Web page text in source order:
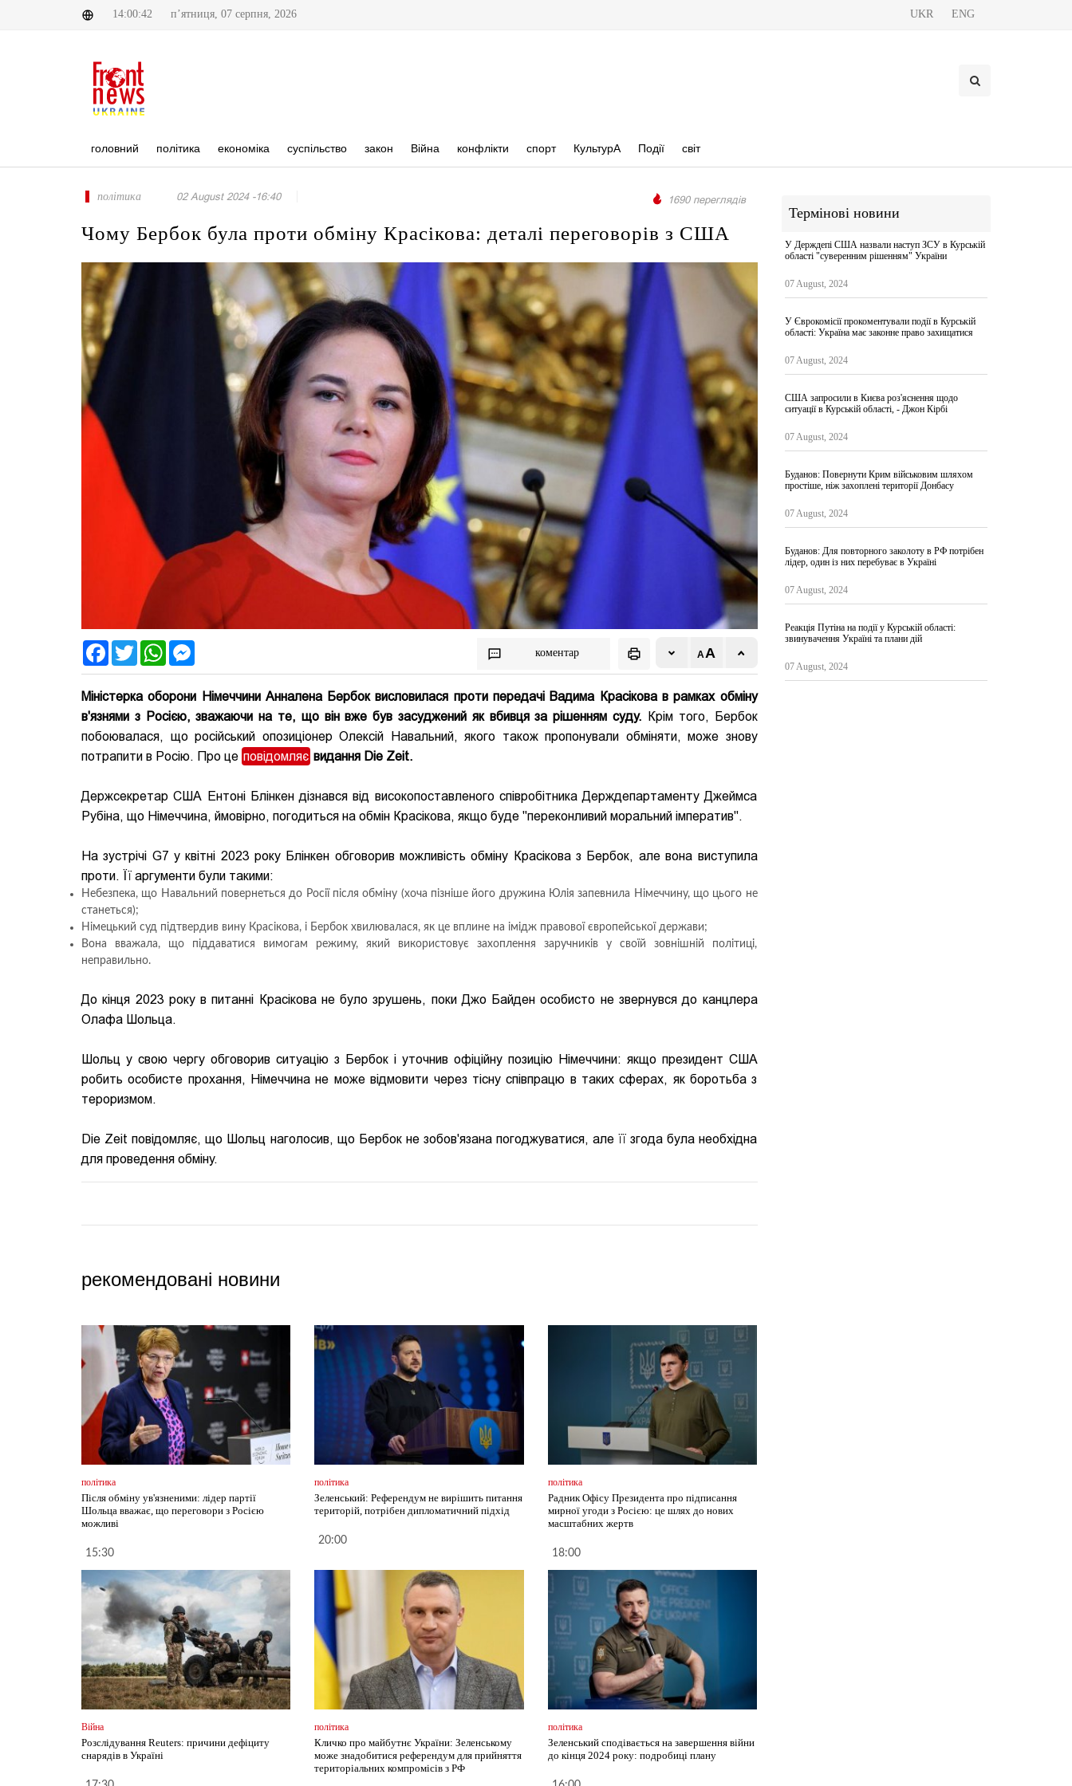
14:00:42 п’ятниця, 07 серпня, 2026 UKR ENG
головний політика економіка суспільство закон Війна конфлікти спорт КультурА Події світ
політика 02 August 2024 -16:40 1690 переглядів
Чому Бербок була проти обміну Красікова: деталі переговорів з США
FacebookTwitter WhatsApp коментар
Міністерка оборони Німеччини Анналена Бербок висловилася проти передачі Вадима Красікова в рамках обміну
в'язнями з Росією, зважаючи на те, що він вже був засуджений як вбивця за рішенням суду. Крім того, Бербок
побоювалася, що російський опозиціонер Олексій Навальний, якого також пропонували обміняти, може знову
потрапити в Росію. Про це повідомляє видання Die Zeit.
Держсекретар США Ентоні Блінкен дізнався від високопоставленого співробітника Держдепартаменту Джеймса
Рубіна, що Німеччина, ймовірно, погодиться на обмін Красікова, якщо буде "переконливий моральний імператив".
На зустрічі G7 у квітні 2023 року Блінкен обговорив можливість обміну Красікова з Бербок, але вона виступила
проти. Її аргументи були такими:
Небезпека, що Навальний повернеться до Росії після обміну (хоча пізніше його дружина Юлія запевнила Німеччину, що цього не
станеться);
Німецький суд підтвердив вину Красікова, і Бербок хвилювалася, як це вплине на імідж правової європейської держави;
Вона вважала, що піддаватися вимогам режиму, який використовує захоплення заручників у своїй зовнішній політиці,
неправильно.
До кінця 2023 року в питанні Красікова не було зрушень, поки Джо Байден особисто не звернувся до канцлера
Олафа Шольца.
Шольц у свою чергу обговорив ситуацію з Бербок і уточнив офіційну позицію Німеччини: якщо президент США
робить особисте прохання, Німеччина не може відмовити через тісну співпрацю в таких сферах, як боротьба з
тероризмом.
Die Zeit повідомляє, що Шольц наголосив, що Бербок не зобов'язана погоджуватися, але її згода була необхідна
для проведення обміну.
рекомендовані новини
політика
Після обміну ув'язненими: лідер партії
Шольца вважає, що переговори з Росією
можливі
15:30
політика
Зеленський: Референдум не вирішить питання
територій, потрібен дипломатичний підхід
20:00
політика
Радник Офісу Президента про підписання
мирної угоди з Росією: це шлях до нових
масштабних жертв
18:00
Війна
Розслідування Reuters: причини дефіциту
снарядів в Україні
політика
Кличко про майбутнє України: Зеленському
може знадобитися референдум для прийняття
територіальних компромісів з РФ
політика
Зеленський сподівається на завершення війни
до кінця 2024 року: подробиці плану
Термінові новини
У Держдепі США назвали наступ ЗСУ в Курській
області "суверенним рішенням" України
07 August, 2024
У Єврокомісії прокоментували події в Курській
області: Україна має законне право захищатися
07 August, 2024
США запросили в Києва роз'яснення щодо
ситуації в Курській області, - Джон Кірбі
07 August, 2024
Буданов: Повернути Крим військовим шляхом
простіше, ніж захоплені території Донбасу
07 August, 2024
Буданов: Для повторного заколоту в РФ потрібен
лідер, один із них перебуває в Україні
07 August, 2024
Реакція Путіна на події у Курській області:
звинувачення Україні та плани дій
07 August, 2024